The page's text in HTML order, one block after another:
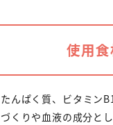
使用
たんぱく質、ビタミン
づくりや血液の成分と